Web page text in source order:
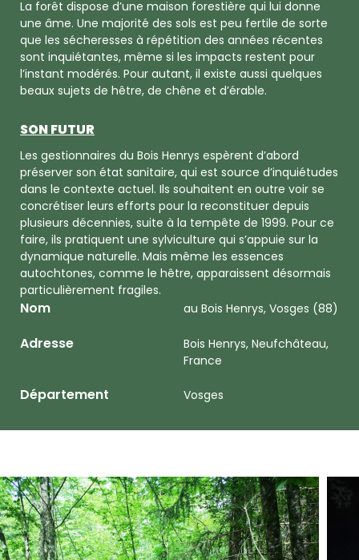
La forêt dispose d’une maison forestière qui lui donne
une âme. Une majorité des sols est peu fertile de sorte
que les sécheresses à répétition des années récentes
sont inquiétantes, même si les impacts restent pour
l’instant modérés. Pour autant, il existe aussi quelques
beaux sujets de hêtre, de chêne et d’érable.
SON FUTUR
Les gestionnaires du Bois Henrys espèrent d’abord
préserver son état sanitaire, qui est source d’inquiétudes
dans le contexte actuel. Ils souhaitent en outre voir se
concrétiser leurs efforts pour la reconstituer depuis
plusieurs décennies, suite à la tempête de 1999. Pour ce
faire, ils pratiquent une sylviculture qui s’appuie sur la
dynamique naturelle. Mais même les essences
autochtones, comme le hêtre, apparaissent désormais
particulièrement fragiles.
Nom au Bois Henrys, Vosges (88)
Adresse
Bois Henrys, Neufchâteau,
France
Département Vosges